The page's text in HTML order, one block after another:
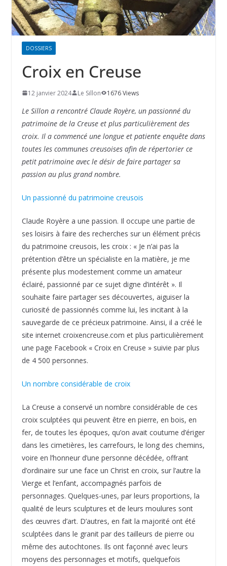
DOSSIERS
Croix en Creuse
12 janvier 2024 Le Sillon 1676 Views
Le Sillon a rencontré Claude Royère, un passionné du
patrimoine de la Creuse et plus particulièrement des
croix. Il a commencé une longue et patiente enquête dans
toutes les communes creusoises afin de répertorier ce
petit patrimoine avec le désir de faire partager sa
passion au plus grand nombre.
Un passionné du patrimoine creusois
Claude Royère a une passion. Il occupe une partie de
ses loisirs à faire des recherches sur un élément précis
du patrimoine creusois, les croix : « Je n’ai pas la
prétention d’être un spécialiste en la matière, je me
présente plus modestement comme un amateur
éclairé, passionné par ce sujet digne d’intérêt ». Il
souhaite faire partager ses découvertes, aiguiser la
curiosité de passionnés comme lui, les incitant à la
sauvegarde de ce précieux patrimoine. Ainsi, il a créé le
site internet croixencreuse.com et plus particulièrement
une page Facebook « Croix en Creuse » suivie par plus
de 4 500 personnes.
Un nombre considérable de croix
La Creuse a conservé un nombre considérable de ces
croix sculptées qui peuvent être en pierre, en bois, en
fer, de toutes les époques, qu’on avait coutume d’ériger
dans les cimetières, les carrefours, le long des chemins,
voire en l’honneur d’une personne décédée, offrant
d’ordinaire sur une face un Christ en croix, sur l’autre la
Vierge et l’enfant, accompagnés parfois de
personnages. Quelques-unes, par leurs proportions, la
qualité de leurs sculptures et de leurs moulures sont
des œuvres d’art. D’autres, en fait la majorité ont été
sculptées dans le granit par des tailleurs de pierre ou
même des autochtones. Ils ont façonné avec leurs
moyens des personnages et motifs, quelquefois